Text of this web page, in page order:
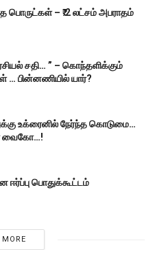
பொருட்கள் – ₹.2 லட்சம் அபராதம்
சதி… ” – கொந்தளிக்கும்
பின்னணியில் யார்?
உக்ரைனில் நேர்ந்த கொடுமை…
வைகோ…!
பொதுக்கூட்டம்
MORE